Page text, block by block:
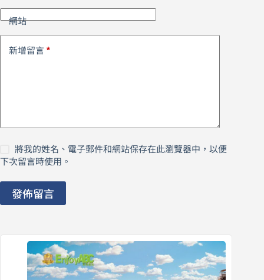
網站
新增留言 *
將我的姓名、電子郵件和網站保存在此瀏覽器中，以便
下次留言時使用。
發佈留言